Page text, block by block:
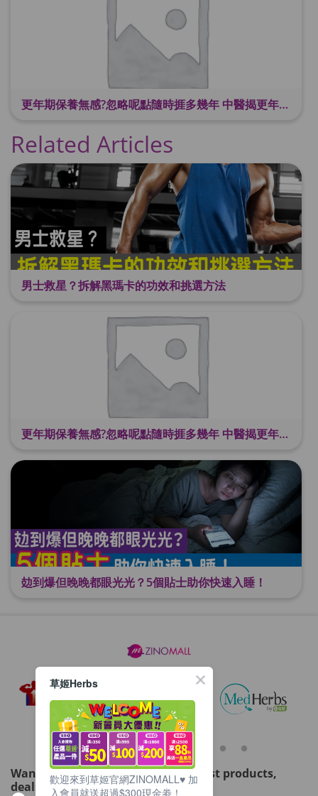
更年期保養無感?忽略呢點隨時捱多幾年 中醫揭更年保養關鍵 輕鬆舒適渡過更年期
Related Articles
男士救星？拆解黑瑪卡的功效和挑選方法
更年期保養無感?忽略呢點隨時捱多幾年 中醫揭更年保養關鍵 輕鬆舒適渡過更年期
攰到爆但晚晚都眼光光？5個貼士助你快速入睡！
Want to get updated on all our latest products,
deals, events, and promotions?
草姬Herbs
歡迎來到草姬官網ZINOMALL♥️ 加
入會員就送超過$300現金劵！